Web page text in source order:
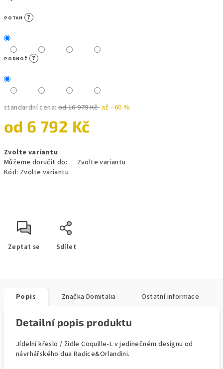
POTAH ?
PODNOŽ ?
standardní cena: od 16 979 Kč až –60 %
od 6 792 Kč
cena:
Zvolte variantu
Můžeme doručit do:
Zvolte variantu
Kód: Zvolte variantu
Zeptat se Sdílet
Popis Značka Domitalia Ostatní informace
Detailní popis produktu
Jídelní křeslo / židle Coquille-L v jedinečném designu od
návrhářského dua Radice&Orlandini.